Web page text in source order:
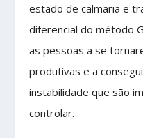
estado de calmaria e
diferencial do método
as pessoas a se
produtivas e a
instabilidade que são
controlar.